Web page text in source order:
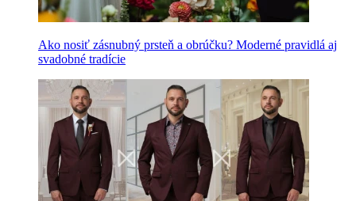
Ako nosiť zásnubný prsteň a obrúčku? Moderné pravidlá aj
svadobné tradície